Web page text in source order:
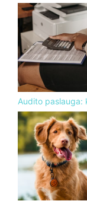
Audito paslauga: